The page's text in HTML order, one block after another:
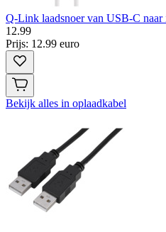
Q-Link laadsnoer van USB-C naar
12.99
Prijs: 12.99 euro
Bekijk alles in oplaadkabel